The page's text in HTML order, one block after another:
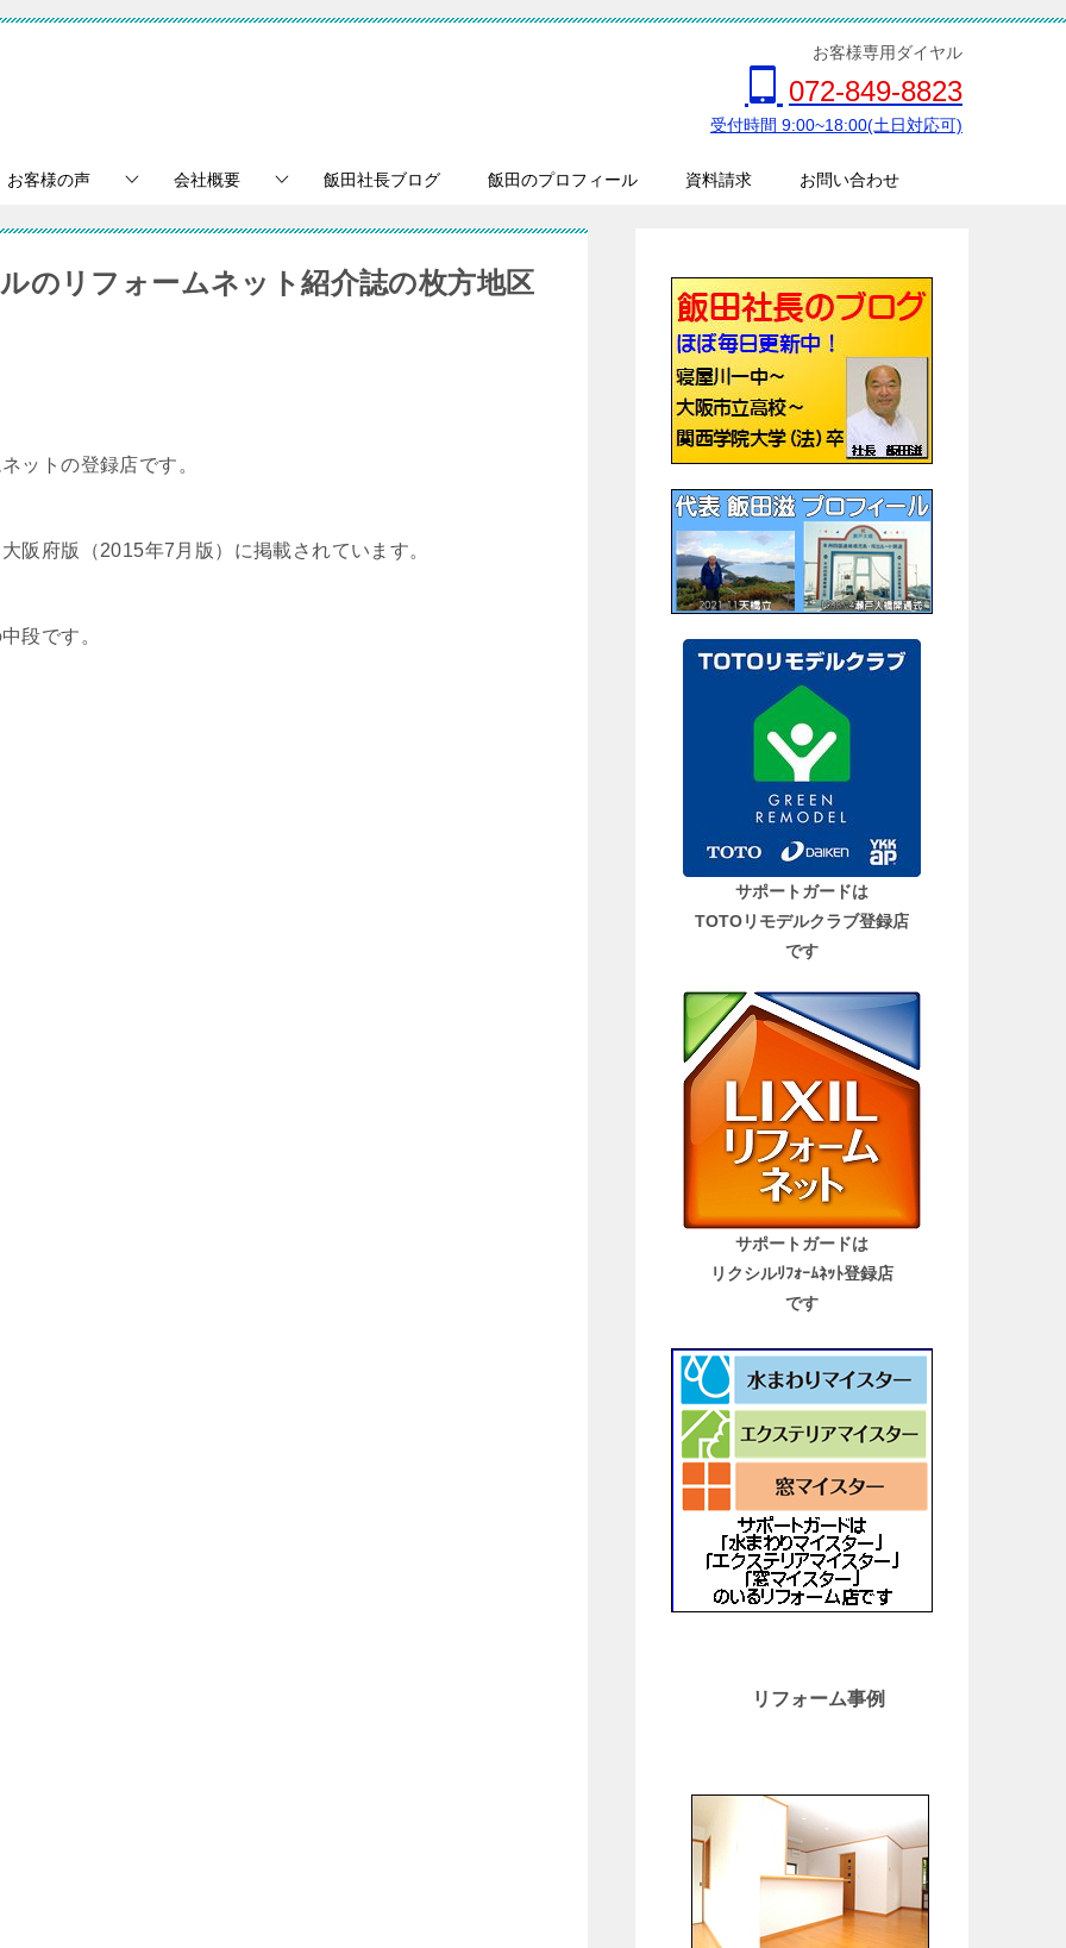
お客様専用ダイヤル
072-849-8823
受付時間 9:00~18:00(土日対応可)
お客様の声 会社概要 飯田社長ブログ 飯田のプロフィール 資料請求 お問い合わせ
のリフォームネット紹介誌の枚方地区
ットの登録店です。
阪府版（2015年7月版）に掲載されています。
段です。
サポートガードは
TOTOリモデルクラブ登録店
です
サポートガードは
リクシルﾘﾌｫｰﾑﾈｯﾄ登録店
です
リフォーム事例